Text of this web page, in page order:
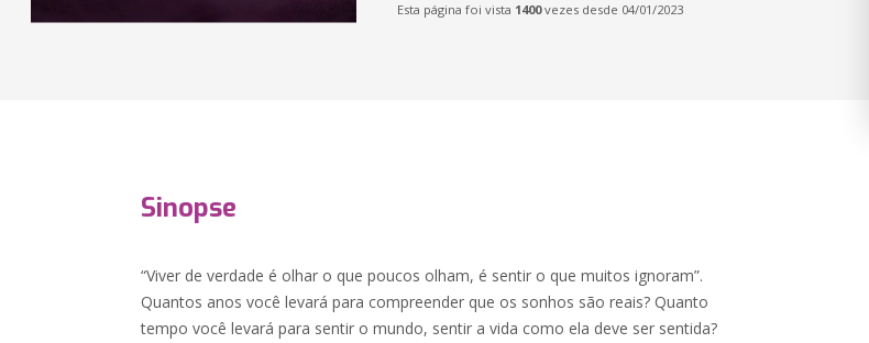
Esta página foi vista 1400vezes desde 04/01/2023
Sinopse
“Viver de verdade é olhar o que poucos olham, é sentir o que muitos ignoram”.
Quantos anos você levará para compreender que os sonhos são reais? Quanto
tempo você levará para sentir o mundo, sentir a vida como ela deve ser sentida?